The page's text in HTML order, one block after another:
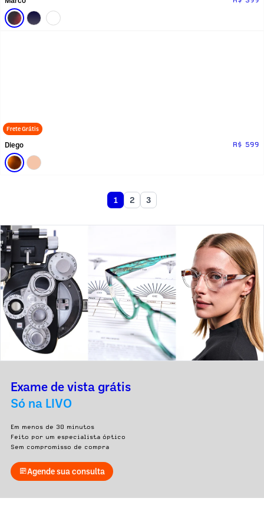
Frete Grátis
Diego R$ 599
1 2 3
Exame de vista grátis
Só na LIVO
Em menos de 30 minutos
Feito por um especialista óptico
Sem compromisso de compra
Agende sua consulta